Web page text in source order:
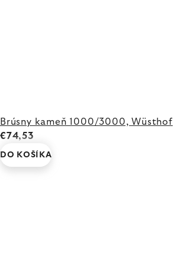
Brúsny kameň 1000/3000, Wüsthof
€74,53
DO KOŠÍKA